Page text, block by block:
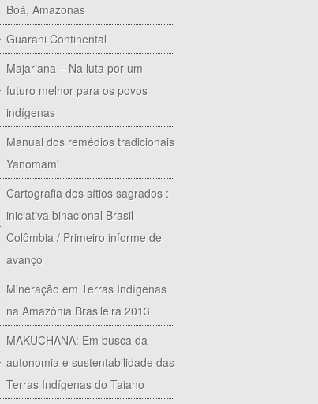
Boá, Amazonas
Guarani Continental
Majariana – Na luta por um
futuro melhor para os povos
indígenas
Manual dos remédios tradicionais
Yanomami
Cartografia dos sítios sagrados :
iniciativa binacional Brasil-
Colômbia / Primeiro informe de
avanço
Mineração em Terras Indígenas
na Amazônia Brasileira 2013
MAKUCHANA: Em busca da
autonomia e sustentabilidade das
Terras Indígenas do Taiano